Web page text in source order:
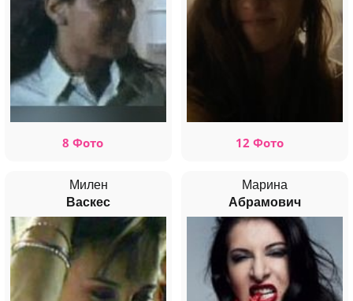
8 Фото 12 Фото
Милен
Васкес
Марина
Абрамович